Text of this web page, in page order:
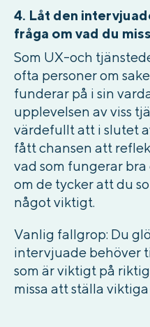
4. Låt den
fråga om vad du
Som UX-och
ofta personer om
funderar på i sin
upplevelsen av viss
värdefullt att i slutet
fått chansen att
vad som fungerar
om de tycker att du
något viktigt.
Vanlig fallgrop: Du
intervjuade behöver
som är viktigt på
missa att ställa